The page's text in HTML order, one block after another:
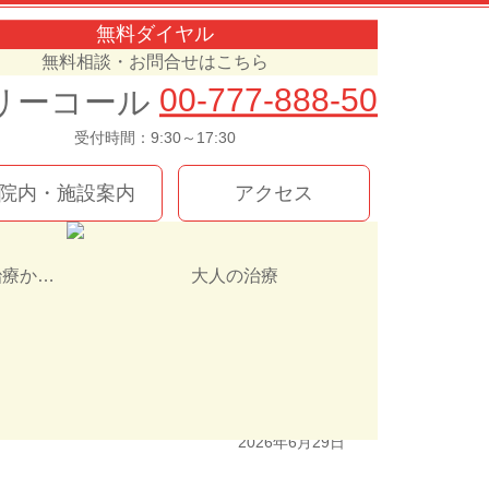
無料ダイヤル
無料相談・お問合せはこちら
00-777-888-50
受付時間：9:30～17:30
インプラント治療か入れ歯（義歯）どっちを選ぶ！？ 大人の治療
内・施設案内 アクセス
2026年6月29日